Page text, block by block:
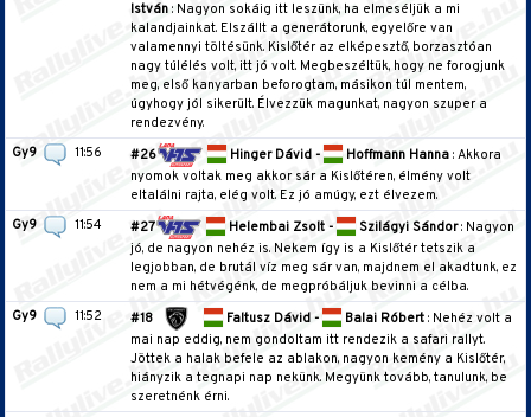
István: Nagyon sokáig itt leszünk, ha elmeséljük a mi
kalandjainkat. Elszállt a generátorunk, egyelőre van
valamennyi töltésünk. Kislőtér az elképesztő, borzasztóan
nagy túlélés volt, itt jó volt. Megbeszéltük, hogy ne forogjunk
meg, első kanyarban beforogtam, másikon túl mentem,
úgyhogy jól sikerült. Élvezzük magunkat, nagyon szuper a
rendezvény.
Gy9
11:56 #26 Hinger Dávid - Hoffmann Hanna: Akkora
nyomok voltak meg akkor sár a Kislőtéren, élmény volt
eltalálni rajta, elég volt. Ez jó amúgy, ezt élvezem.
Gy9
11:54 #27 Helembai Zsolt - Szilágyi Sándor: Nagyon
jó, de nagyon nehéz is. Nekem így is a Kislőtér tetszik a
legjobban, de brutál víz meg sár van, majdnem el akadtunk, ez
nem a mi hétvégénk, de megpróbáljuk bevinni a célba.
Gy9
11:52 #18 Faltusz Dávid - Balai Róbert: Nehéz volt a
mai nap eddig, nem gondoltam itt rendezik a safari rallyt.
Jöttek a halak befele az ablakon, nagyon kemény a Kislőtér,
hiányzik a tegnapi nap nekünk. Megyünk tovább, tanulunk, be
szeretnénk érni.